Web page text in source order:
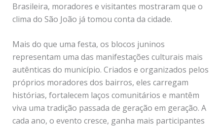
Brasileira, moradores e visitantes mostraram que o
clima do São João já tomou conta da cidade.
Mais do que uma festa, os blocos juninos
representam uma das manifestações culturais mais
autênticas do município. Criados e organizados pelos
próprios moradores dos bairros, eles carregam
histórias, fortalecem laços comunitários e mantêm
viva uma tradição passada de geração em geração. A
cada ano, o evento cresce, ganha mais participantes